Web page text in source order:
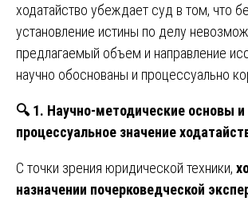
ходатайство убеждает суд в том, что
установление истины по делу
предлагаемый объем и направление
научно обоснованы и процессуально
🔍1. Научно-методические основы и
процессуальное значение
С точки зрения юридической техники,
назначении почерковедческой